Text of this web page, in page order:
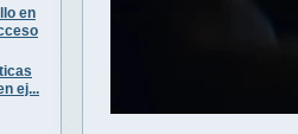
en
ej...